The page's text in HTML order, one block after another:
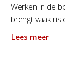
Werken in de
brengt vaak
Lees meer